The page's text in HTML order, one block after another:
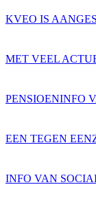
KVEO IS
MET VEEL
PENSIOENINFO
EEN TEGEN
INFO VAN